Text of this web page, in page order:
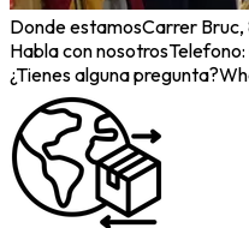
Donde estamosCarrer Bruc,
Habla con nosotros
¿Tienes alguna pregunta?